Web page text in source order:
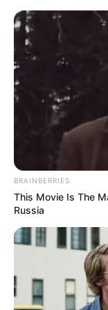
HOME
INSPIRASI
STYLE
FILM &
NGAKAK
QUOTES
HYPE
MORE
BRAINBERRIES
This Movie Is The
Russia